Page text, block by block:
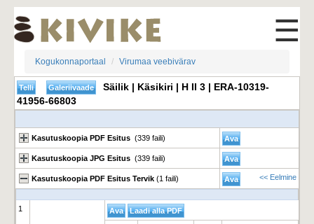
☰
Kogukonnaportaal Virumaa veebivärav
Säilik | Käsikiri | H II 3 | ERA-10319-
41956-66803
Kasutuskoopia PDF Esitus (339 faili)
Kasutuskoopia JPG Esitus (339 faili)
Kasutuskoopia PDF Esitus Tervik (1 faili) << Eelmine
1